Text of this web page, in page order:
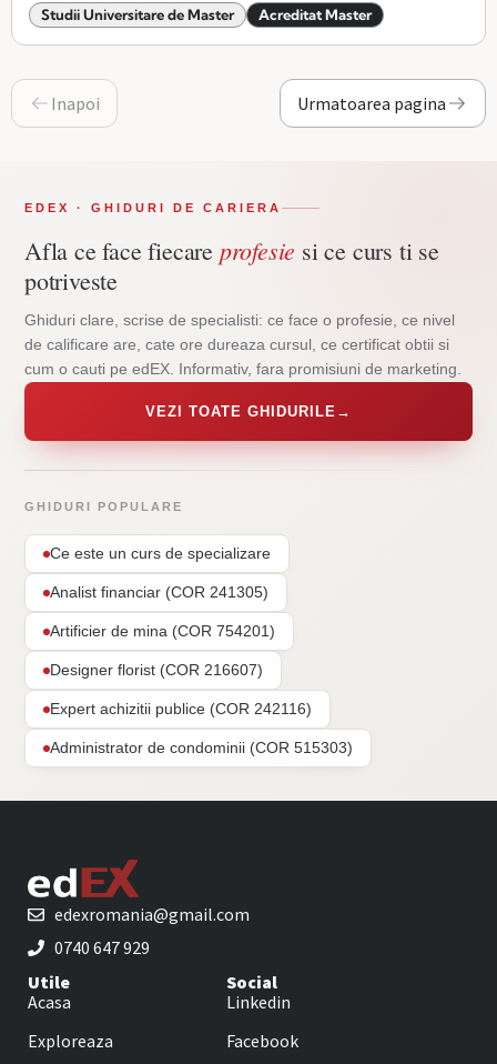
Studii Universitare de Master Acreditat Master
Inapoi Urmatoarea pagina
EDEX · GHIDURI DE CARIERA
Afla ce face fiecare profesie si ce curs ti se
potriveste
Ghiduri clare, scrise de specialisti: ce face o profesie, ce nivel
de calificare are, cate ore dureaza cursul, ce certificat obtii si
cum o cauti pe edEX. Informativ, fara promisiuni de marketing.
VEZI TOATE GHIDURILE →
GHIDURI POPULARE
Ce este un curs de specializare
Analist financiar (COR 241305)
Artificier de mina (COR 754201)
Designer florist (COR 216607)
Expert achizitii publice (COR 242116)
Administrator de condominii (COR 515303)
edexromania@gmail.com
0740 647 929
Utile
Acasa
Exploreaza
Social
Linkedin
Facebook